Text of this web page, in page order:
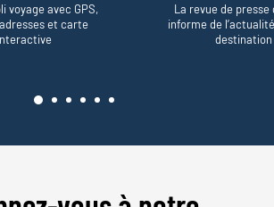
voyage avec GPS,
et carte
La revue de presse
informe de
destination